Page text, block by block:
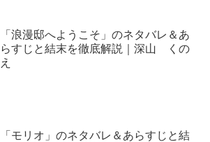
「浪漫邸へようこそ」のネタバレ＆あ
らすじと結末を徹底解説｜深山 くの
え
「モリオ」のネタバレ＆あらすじと結